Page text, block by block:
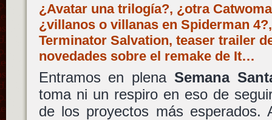
¿Avatar una trilogía?, ¿otra
¿villanos o villanas en Spiderman
Terminator Salvation, teaser trailer
novedades sobre el remake de It…
Entramos en plena Semana
toma ni un respiro en eso de
de los proyectos más esperados.